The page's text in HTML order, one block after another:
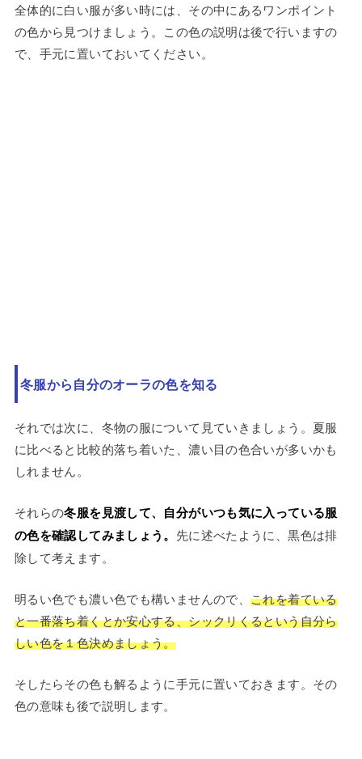
全体的に白い服が多い時には、その中にあるワンポイント
の色から見つけましょう。この色の説明は後で行いますの
で、手元に置いておいてください。
冬服から自分のオーラの色を知る
それでは次に、冬物の服について見ていきましょう。夏服
に比べると比較的落ち着いた、濃い目の色合いが多いかも
しれません。
それらの冬服を見渡して、自分がいつも気に入っている服
の色を確認してみましょう。 先に述べたように、黒色は排
除して考えます。
明るい色でも濃い色でも構いませんので、これを着ている
と一番落ち着くとか安心する、シックリくるという自分ら
しい色を１色決めましょう。
そしたらその色も解るように手元に置いておきます。その
色の意味も後で説明します。